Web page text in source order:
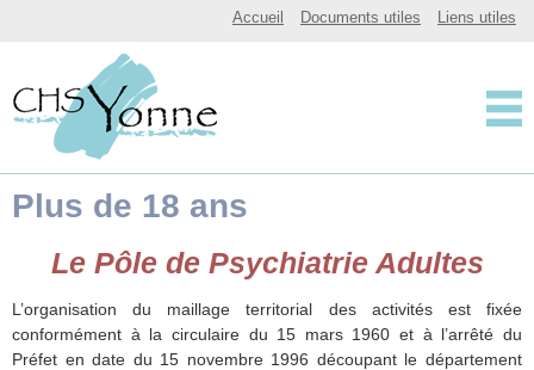
Accueil Documents utiles Liens utiles
CHSY, Centre Hospitalier Spécialisé de l'Yonne
Plus de 18 ans
Le Pôle de Psychiatrie Adultes
L’organisation du maillage territorial des activités est fixée
conformément à la circulaire du 15 mars 1960 et à l’arrêté du
Préfet en date du 15 novembre 1996 découpant le département